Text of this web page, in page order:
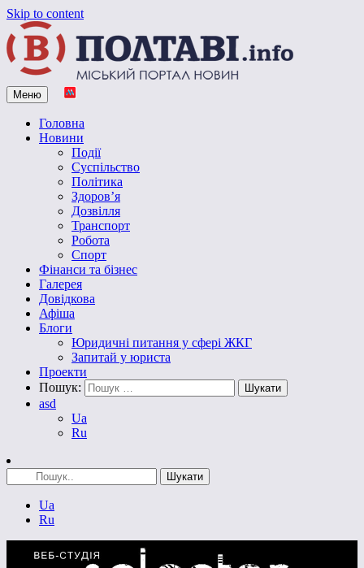
Skip to content
Vpoltave.info
Полтавський портал новин
Меню
Головна
Новини
Події
Суспільство
Політика
Здоров’я
Дозвілля
Транспорт
Робота
Спорт
Фінанси та бізнес
Галерея
Довідкова
Афіша
Блоги
Юридичні питання у сфері ЖКГ
Запитай у юриста
Проекти
Пошук:
asd
Ua
Ru
Ua
Ru